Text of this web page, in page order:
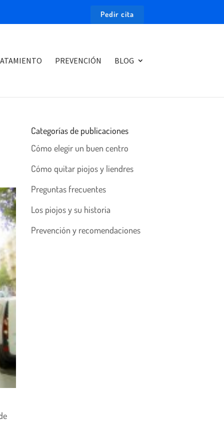
Pedir cita
PREVENCIÓN BLOG
Categorías de publicaciones
Cómo elegir un buen centro
Cómo quitar piojos y liendres
Preguntas frecuentes
Los piojos y su historia
Prevención y recomendaciones